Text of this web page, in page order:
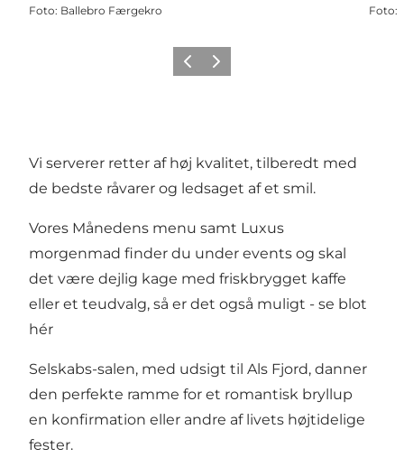
Foto: Ballebro Færgekro Foto:
ForrigeNæste
Vi serverer retter af høj kvalitet, tilberedt med
de bedste råvarer og ledsaget af et smil.
Vores Månedens menu samt Luxus
morgenmad finder du under events og skal
det være dejlig kage med friskbrygget kaffe
eller et teudvalg, så er det også muligt - se blot
hér
Selskabs-salen, med udsigt til Als Fjord, danner
den perfekte ramme for et romantisk bryllup
en konfirmation eller andre af livets højtidelige
fester.